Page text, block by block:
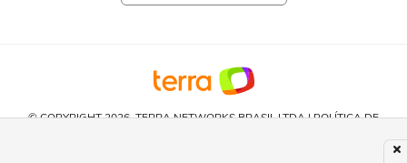
© COPYRIGHT 2026, TERRA NETWORKS BRASIL LTDA |POLÍTICA DE